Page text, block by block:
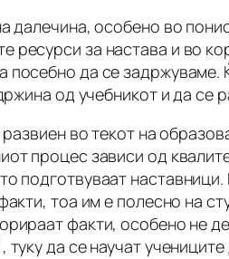
далечина, особено во
ресурси за настава и во
да се задржуваме.
од учебникот и да се
во текот на
процес зависи од
подготвуваат
тоа им е полесно на
факти, особено не
да се научат